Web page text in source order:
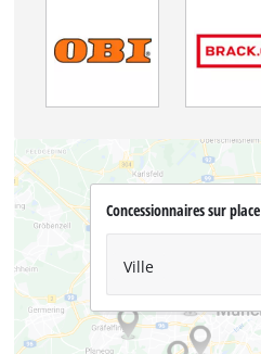
Concessionnaires sur place
Ville